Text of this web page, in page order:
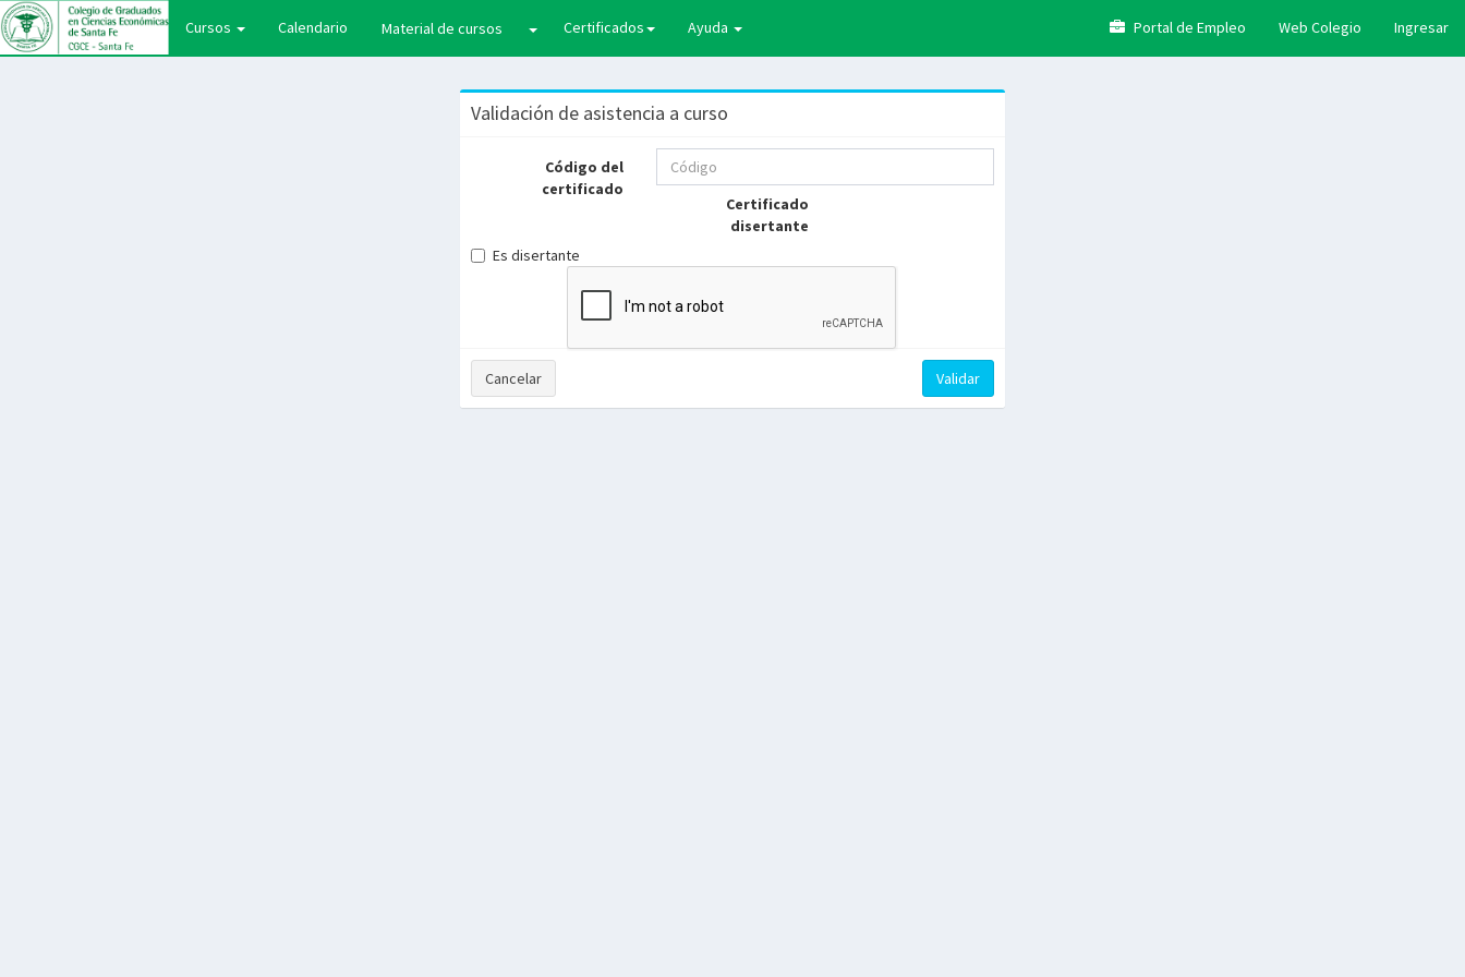
Cursos Calendario (current)Material de cursos Certificados Ayuda Portal de Empleo Web Colegio Ingresar
Validación de asistencia a curso
Código del
certificado
Certificado
disertante
Es disertante
Cancelar Validar